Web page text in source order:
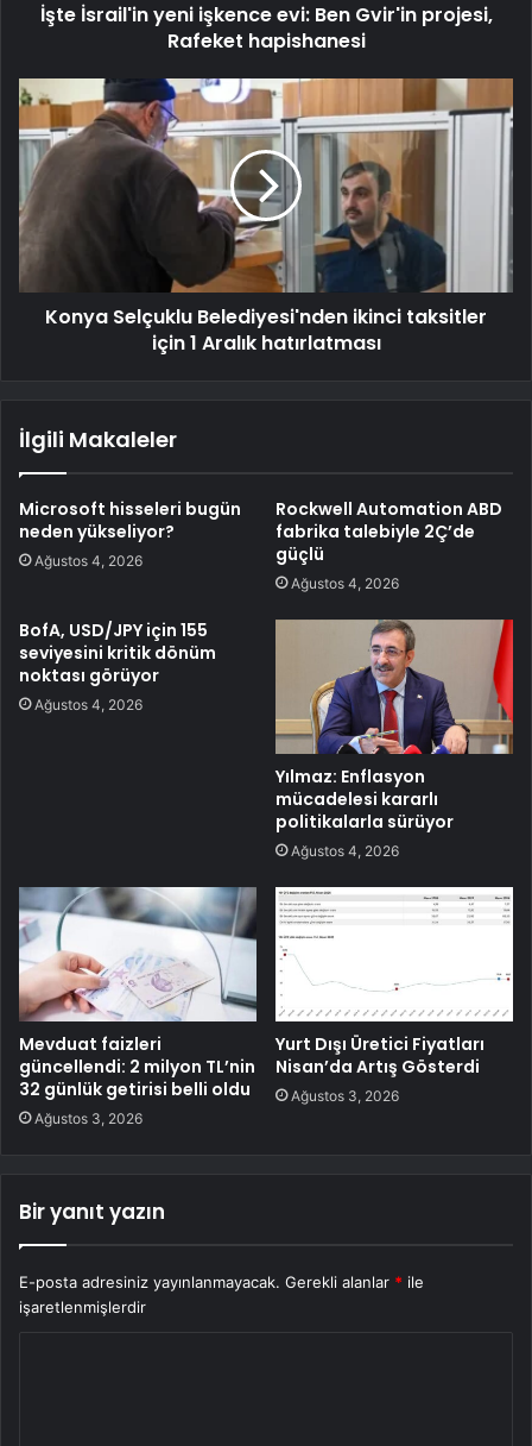
İşte İsrail'in yeni işkence evi: Ben Gvir'in projesi,
Rafeket hapishanesi
Konya Selçuklu Belediyesi'nden ikinci taksitler
için 1 Aralık hatırlatması
İlgili Makaleler
Microsoft hisseleri bugün
neden yükseliyor?
Ağustos 4, 2026
Rockwell Automation ABD
fabrika talebiyle 2Ç’de
güçlü
Ağustos 4, 2026
BofA, USD/JPY için 155
seviyesini kritik dönüm
noktası görüyor
Ağustos 4, 2026
Yılmaz: Enflasyon
mücadelesi kararlı
politikalarla sürüyor
Ağustos 4, 2026
Mevduat faizleri
güncellendi: 2 milyon TL’nin
32 günlük getirisi belli oldu
Ağustos 3, 2026
Yurt Dışı Üretici Fiyatları
Nisan’da Artış Gösterdi
Ağustos 3, 2026
Bir yanıt yazın
E-posta adresiniz yayınlanmayacak. Gerekli alanlar * ile
işaretlenmişlerdir